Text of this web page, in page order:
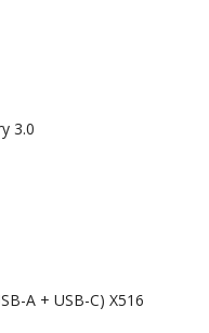
3.0
A + USB-C) X516